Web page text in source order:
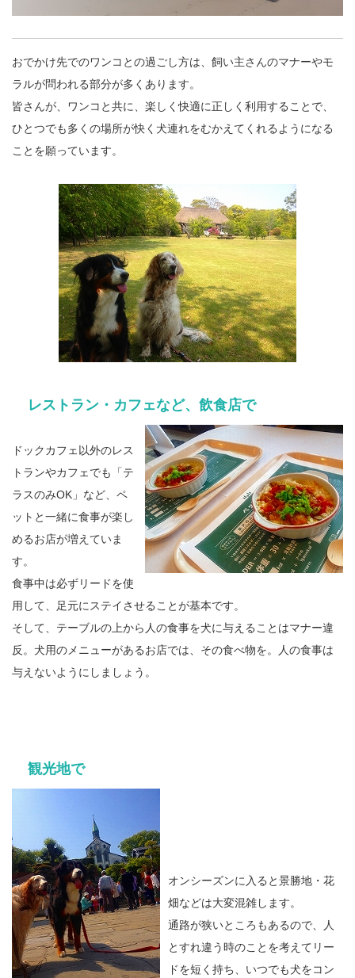
おでかけ先でのワンコとの過ごし方は、飼い主さんのマナーやモ
ラルが問われる部分が多くあります。
皆さんが、ワンコと共に、楽しく快適に正しく利用することで、
ひとつでも多くの場所が快く犬連れをむかえてくれるようになる
ことを願っています。
レストラン・カフェなど、飲食店で
ドックカフェ以外のレス
トランやカフェでも「テ
ラスのみOK」など、ペ
ットと一緒に食事が楽し
めるお店が増えていま
す。
食事中は必ずリードを使
用して、足元にステイさせることが基本です。
そして、テーブルの上から人の食事を犬に与えることはマナー違
反。犬用のメニューがあるお店では、その食べ物を。人の食事は
与えないようにしましょう。
観光地で
オンシーズンに入ると景勝地・花
畑などは大変混雑します。
通路が狭いところもあるので、人
とすれ違う時のことを考えてリー
ドを短く持ち、いつでも犬をコン